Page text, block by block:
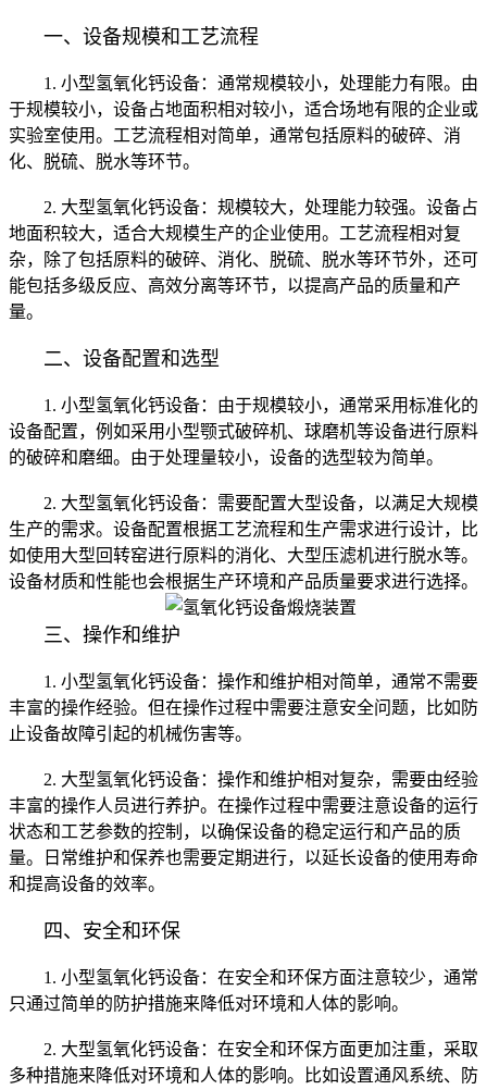
一、设备规模和工艺流程
1. 小型氢氧化钙设备：通常规模较小，处理能力有限。由
于规模较小，设备占地面积相对较小，适合场地有限的企业或
实验室使用。工艺流程相对简单，通常包括原料的破碎、消
化、脱硫、脱水等环节。
2. 大型氢氧化钙设备：规模较大，处理能力较强。设备占
地面积较大，适合大规模生产的企业使用。工艺流程相对复
杂，除了包括原料的破碎、消化、脱硫、脱水等环节外，还可
能包括多级反应、高效分离等环节，以提高产品的质量和产
量。
二、设备配置和选型
1. 小型氢氧化钙设备：由于规模较小，通常采用标准化的
设备配置，例如采用小型颚式破碎机、球磨机等设备进行原料
的破碎和磨细。由于处理量较小，设备的选型较为简单。
2. 大型氢氧化钙设备：需要配置大型设备，以满足大规模
生产的需求。设备配置根据工艺流程和生产需求进行设计，比
如使用大型回转窑进行原料的消化、大型压滤机进行脱水等。
设备材质和性能也会根据生产环境和产品质量要求进行选择。
三、操作和维护
1. 小型氢氧化钙设备：操作和维护相对简单，通常不需要
丰富的操作经验。但在操作过程中需要注意安全问题，比如防
止设备故障引起的机械伤害等。
2. 大型氢氧化钙设备：操作和维护相对复杂，需要由经验
丰富的操作人员进行养护。在操作过程中需要注意设备的运行
状态和工艺参数的控制，以确保设备的稳定运行和产品的质
量。日常维护和保养也需要定期进行，以延长设备的使用寿命
和提高设备的效率。
四、安全和环保
1. 小型氢氧化钙设备：在安全和环保方面注意较少，通常
只通过简单的防护措施来降低对环境和人体的影响。
2. 大型氢氧化钙设备：在安全和环保方面更加注重，采取
多种措施来降低对环境和人体的影响。比如设置通风系统、防